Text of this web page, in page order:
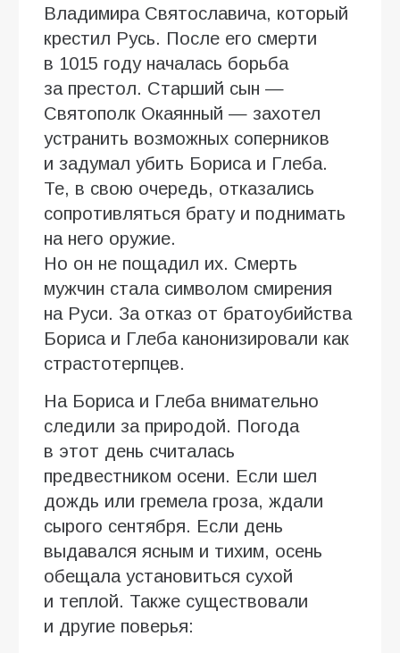
Владимира Святославича, который
крестил Русь. После его смерти
в 1015 году началась борьба
за престол. Старший сын —
Святополк Окаянный — захотел
устранить возможных соперников
и задумал убить Бориса и Глеба.
Те, в свою очередь, отказались
сопротивляться брату и поднимать
на него оружие.
Но он не пощадил их. Смерть
мужчин стала символом смирения
на Руси. За отказ от братоубийства
Бориса и Глеба канонизировали как
страстотерпцев.
На Бориса и Глеба внимательно
следили за природой. Погода
в этот день считалась
предвестником осени. Если шел
дождь или гремела гроза, ждали
сырого сентября. Если день
выдавался ясным и тихим, осень
обещала установиться сухой
и теплой. Также существовали
и другие поверья: